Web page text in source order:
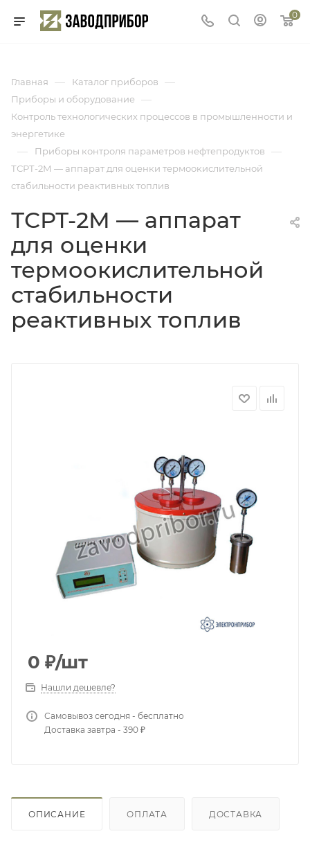
0
Главная — Каталог приборов —
Приборы и оборудование —
Контроль технологических процессов в промышленности и
энергетике
— Приборы контроля параметров нефтепродуктов —
ТСРТ-2М — аппарат для оценки термоокислительной
стабильности реактивных топлив
ТСРТ-2М — аппарат
для оценки
термоокислительной
стабильности
реактивных топлив
0 ₽/шт
Нашли дешевле?
Самовывоз сегодня - бесплатно
Доставка завтра - 390 ₽
ОПИСАНИЕ ОПЛАТА ДОСТАВКА